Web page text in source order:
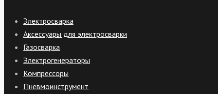
Электросварка
Аксессуары для электросварки
Газосварка
Электрогенераторы
Компрессоры
Пневмоинструмент